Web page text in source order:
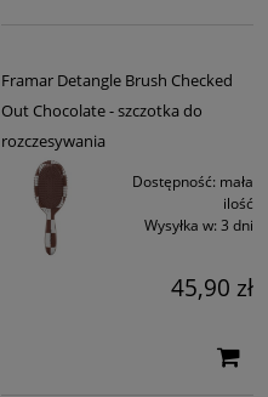
Framar Detangle Brush Checked
Out Chocolate - szczotka do
rozczesywania
Dostępność: mała
ilość
Wysyłka w: 3 dni
45,90 zł